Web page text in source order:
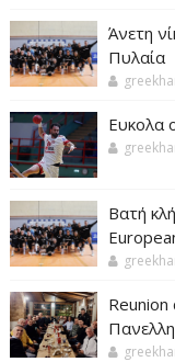
Άνετη
Πυλαία
Ευκολα
Βατή
Reunion